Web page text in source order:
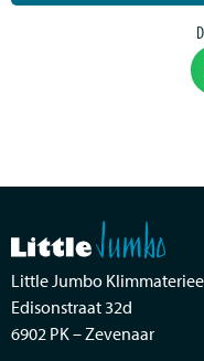
Little Jumbo
Edisonstraat 32d
6902 PK – Zevenaar